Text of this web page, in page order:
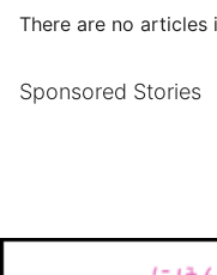
There are no articles
Sponsored Stories